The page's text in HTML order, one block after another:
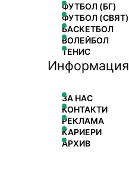
ФУТБОЛ (БГ)
ФУТБОЛ (СВЯТ)
БАСКЕТБОЛ
ВОЛЕЙБОЛ
ТЕНИС
Информация
ЗА НАС
КОНТАКТИ
РЕКЛАМА
КАРИЕРИ
АРХИВ